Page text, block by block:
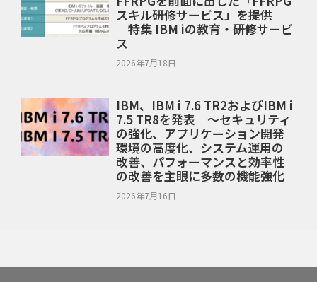
スキル研修サービス」を提供
｜特集 IBM iの教育・研修サービ
ス
2026年7月18日
IBM、IBM i 7.6 TR2およびIBM i
7.5 TR8を発表 ～セキュリティ
の強化、アプリケーション開発
環境の高度化、システム運用の
改善、パフォーマンスと効率性
の改善を主眼に多数の機能強化
2026年7月16日